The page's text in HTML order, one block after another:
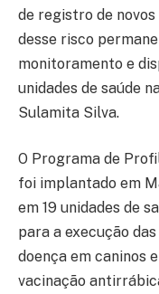
de registro de
desse risco
monitoramento e
unidades de saúde
Sulamita Silva.
O Programa de
foi implantado em
em 19 unidades de
para a execução
doença em caninos
vacinação